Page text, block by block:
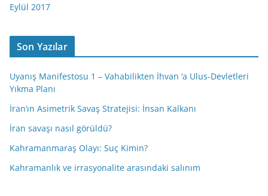
Eylül 2017
Son Yazılar
Uyanış Manifestosu 1 – Vahabilikten İhvan ‘a Ulus-Devletleri
Yıkma Planı
İran’ın Asimetrik Savaş Stratejisi: İnsan Kalkanı
İran savaşı nasıl görüldü?
Kahramanmaraş Olayı: Suç Kimin?
Kahramanlık ve irrasyonalite arasındaki salınım